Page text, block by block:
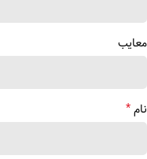
معایب
نام*